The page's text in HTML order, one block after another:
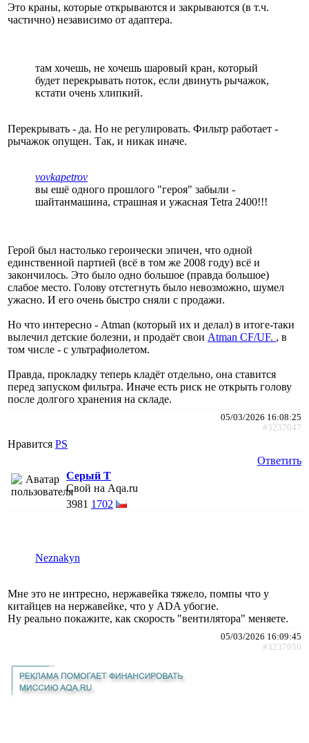
Это краны, которые открываются и закрываются (в т.ч.
частично) независимо от адаптера.
там хочешь, не хочешь шаровый кран, который
будет перекрывать поток, если двинуть рычажок,
кстати очень хлипкий.
Перекрывать - да. Но не регулировать. Фильтр работает -
рычажок опущен. Так, и никак иначе.
vovkapetrov
вы ешё одного прошлого "героя" забыли -
шайтанмашина, страшная и ужасная Tetra 2400!!!
Герой был настолько героически эпичен, что одной
единственной партией (всё в том же 2008 году) всё и
закончилось. Это было одно большое (правда большое)
слабое место. Голову отстегнуть было невозможно, шумел
ужасно. И его очень быстро сняли с продажи.
Но что интересно - Atman (который их и делал) в итоге-таки
вылечил детские болезни, и продаёт свои Atman CF/UF. , в
том числе - с ультрафиолетом.
Правда, прокладку теперь кладёт отдельно, она ставится
перед запуском фильтра. Иначе есть риск не открыть голову
после долгого хранения на складе.
05/03/2026 16:08:25
#3237047
Нравится PS
Ответить
Серый Т
Свой на Aqa.ru
3981 1702
Neznakyn
Мне это не интресно, нержавейка тяжело, помпы что у
китайцев на нержавейке, что у ADA убогие.
Ну реально покажите, как скорость "вентилятора" меняете.
05/03/2026 16:09:45
#3237050